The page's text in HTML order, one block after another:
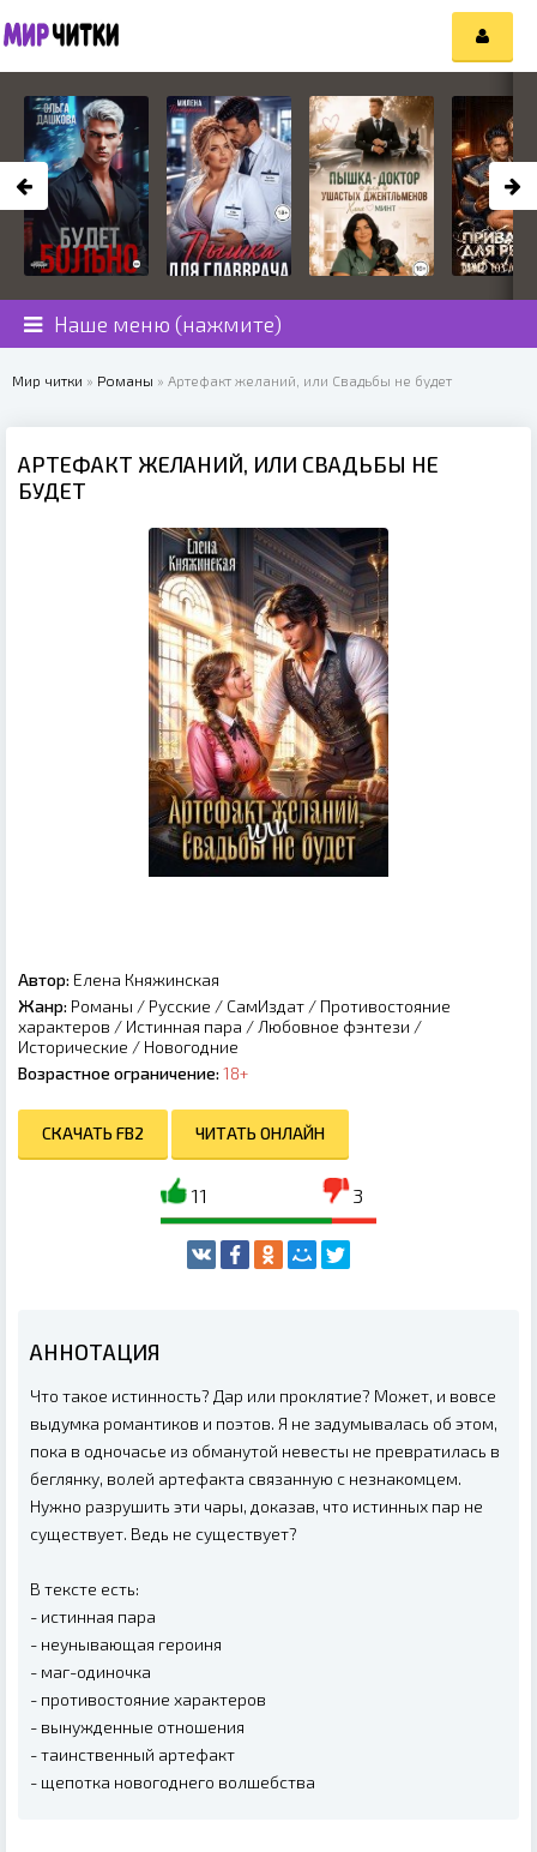
Наше меню (нажмите)
Мир читки » Романы » Артефакт желаний, или Свадьбы не будет
АРТЕФАКТ ЖЕЛАНИЙ, ИЛИ СВАДЬБЫ НЕ
БУДЕТ
Автор: Елена Княжинская
Жанр: Романы / Русские / СамИздат / Противостояние
характеров / Истинная пара / Любовное фэнтези /
Исторические / Новогодние
Возрастное ограничение: 18+
СКАЧАТЬ FB2 ЧИТАТЬ ОНЛАЙН
11 3
АННОТАЦИЯ
Что такое истинность? Дар или проклятие? Может, и вовсе
выдумка романтиков и поэтов. Я не задумывалась об этом,
пока в одночасье из обманутой невесты не превратилась в
беглянку, волей артефакта связанную с незнакомцем.
Нужно разрушить эти чары, доказав, что истинных пар не
существует. Ведь не существует?
В тексте есть:
- истинная пара
- неунывающая героиня
- маг-одиночка
- противостояние характеров
- вынужденные отношения
- таинственный артефакт
- щепотка новогоднего волшебства